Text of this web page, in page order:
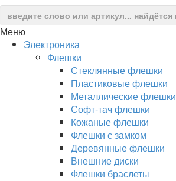
Меню
Электроника
Флешки
Стеклянные флешки
Пластиковые флешки
Металлические флешки
Софт-тач флешки
Кожаные флешки
Флешки с замком
Деревянные флешки
Внешние диски
Флешки браслеты